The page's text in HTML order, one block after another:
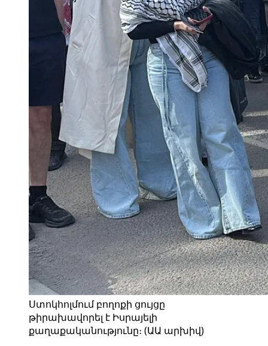
Ստոկհոլմում բողոքի ցույցը
թիրախավորել է Իսրայելի
քաղաքականությունը։ (ԱԱ արխիվ)